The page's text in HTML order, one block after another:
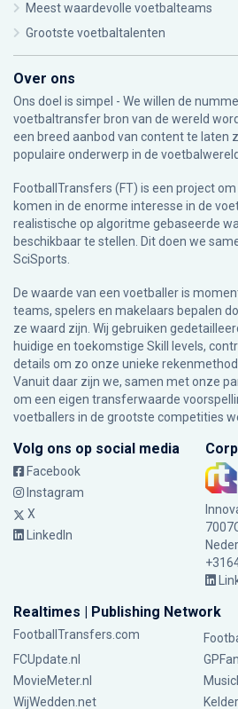
Meest waardevolle voetbalteams
Grootste voetbaltalenten
Over ons
Ons doel is simpel - We willen de
voetbaltransfer bron van de wereld
een breed aanbod van content te laten
populaire onderwerp in de
FootballTransfers (FT) is een project
komen in de enorme interesse in de
realistische op algoritme gebaseerde
beschikbaar te stellen. Dit doen we
SciSports
De waarde van een voetballer is
teams, spelers en makelaars bepalen
ze waard zijn. Wij gebruiken
huidige en toekomstige Skill levels,
details om zo onze unieke
Vanuit daar zijn we, samen met onze
om een eigen transferwaarde
voetballers in de grootste competities
Volg ons op social media
Facebook
Instagram
X
LinkedIn
Realtimes | Publishing Network
FootballTransfers.com
FCUpdate.nl
MovieMeter.nl
WijWedden.net